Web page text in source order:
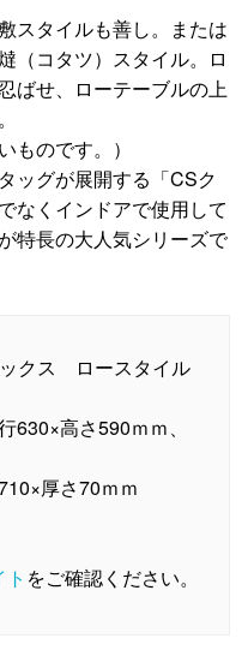
スタイルも善し。または
（コタツ）スタイル。ロ
ばせ、ローテーブルの上
ものです。）
ッグが展開する「CSク
なくインドアで使用して
特長の大人気シリーズで
クス ロースタイル
630×高さ590ｍｍ、
厚さ70ｍｍ
をご確認ください。